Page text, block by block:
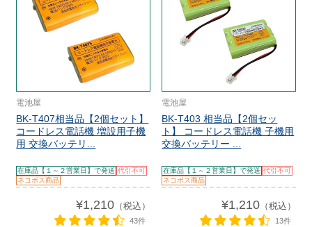
電池屋
BK-T407相当品【2個セット】
コードレス電話機 増設用子機
用 交換バッテリ...
在庫品【１～２営業日】で発送 代引不可
ネコポス商品
¥1,210（税込）
43件
電池屋
BK-T403 相当品【2個セッ
ト】 コードレス電話機 子機用
交換バッテリー ...
在庫品【１～２営業日】で発送 代引不可
ネコポス商品
¥1,210（税込）
13件